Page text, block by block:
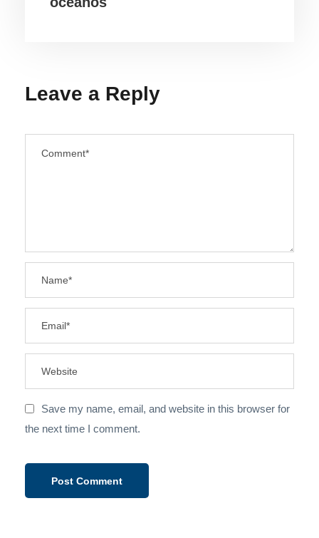
Leave a Reply
Save my name, email, and website in this browser for
the next time I comment.